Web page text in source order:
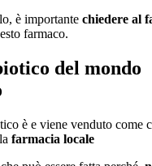
è importante chiedere al
farmaco.
del mondo
è e viene venduto come
farmacia locale